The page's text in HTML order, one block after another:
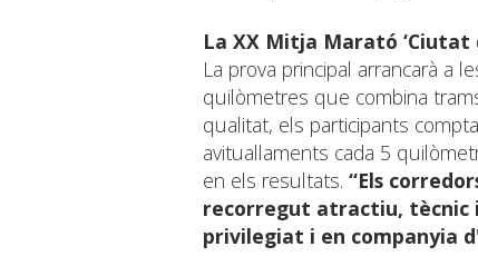
La XX Mitja Marató ‘Ciutat
La prova principal arrancarà a
quilòmetres que combina
qualitat, els participants
avituallaments cada 5
en els resultats. “Els
recorregut atractiu, tècnic
privilegiat i en companyia